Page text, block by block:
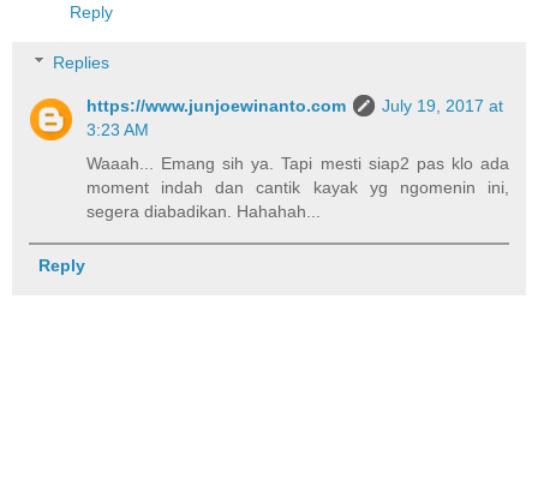
Reply
Replies
https://www.junjoewinanto.com
July 19, 2017 at
3:23 AM
Waaah... Emang sih ya. Tapi mesti siap2 pas klo ada
moment indah dan cantik kayak yg ngomenin ini,
segera diabadikan. Hahahah...
Reply